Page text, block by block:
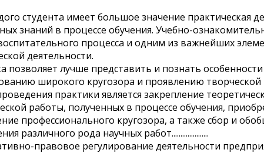
студента имеет большое значение практическая
знаний в процессе обучения. Учебно-
процесса и одним из важнейших
деятельности.
позволяет лучше представить и познать
широкого кругозора и проявлению творческой
практики является закрепление
работы, полученных в процессе обучения,
профессионального кругозора, а также сбор и
различного рода научных работ.....................
правовое регулирование деятельности